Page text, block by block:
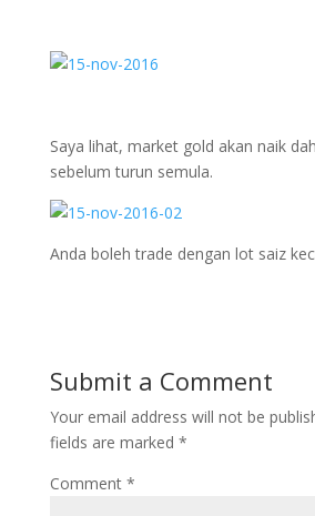
Saya lihat, market gold akan naik
sebelum turun semula.
Anda boleh trade dengan lot saiz
Submit a Comment
Your email address will not be
fields are marked *
Comment *